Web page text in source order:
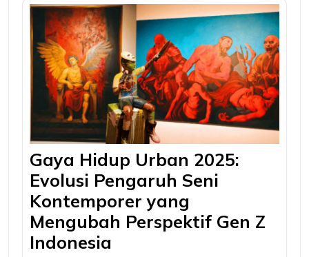
Gaya Hidup Urban 2025:
Evolusi Pengaruh Seni
Kontemporer yang
Mengubah Perspektif Gen Z
Indonesia